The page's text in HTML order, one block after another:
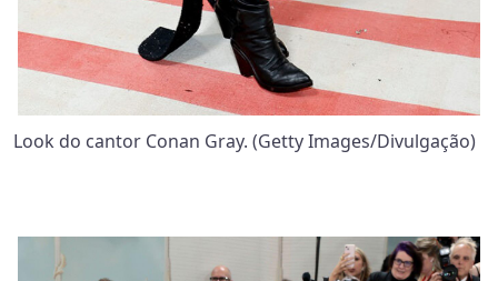
Look do cantor Conan Gray. (Getty Images/Divulgação)